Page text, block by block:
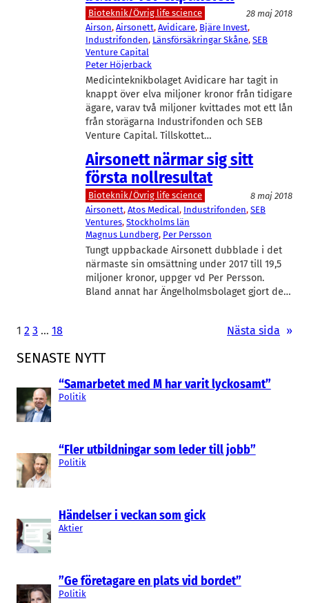
SENASTE NYTT
“Samarbetet med M har varit lyckosamt”
Politik
“Fler utbildningar som leder till jobb”
Politik
Händelser i veckan som gick
Aktier
”Ge företagare en plats vid bordet”
Politik
Bioteknik/Övrig life science
28 maj 2018
Airson, Airsonett, Avidicare, Bjäre Invest
Industrifonden, Länsförsäkringar Skåne, SEB
Venture Capital
Peter Höjerback
Medicinteknikbolaget Avidicare har tagit in
knappt över elva miljoner kronor från tidigare
ägare, varav två miljoner kvittades mot ett lån
från storägarna Industrifonden och SEB
Venture Capital. Tillskottet…
Airsonett närmar sig sitt
första nollresultat
Bioteknik/Övrig life science
8 maj 2018
Airsonett, Atos Medical, Industrifonden, SEB
Ventures, Stockholms län
Magnus Lundberg, Per Persson
Tungt uppbackade Airsonett dubblade i det
närmaste sin omsättning under 2017 till 19,5
miljoner kronor, uppger vd Per Persson.
Bland annat har Ängelholmsbolaget gjort de…
1 2 3 … 18 Nästa sida »